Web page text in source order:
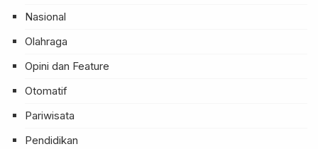
Nasional
Olahraga
Opini dan Feature
Otomatif
Pariwisata
Pendidikan